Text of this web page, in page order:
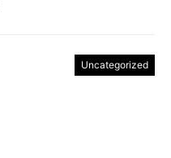
Uncategorized